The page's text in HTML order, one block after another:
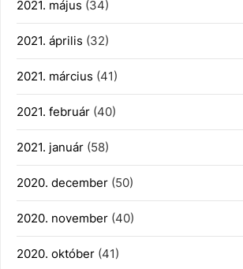
2021. május (34)
2021. április (32)
2021. március (41)
2021. február (40)
2021. január (58)
2020. december (50)
2020. november (40)
2020. október (41)